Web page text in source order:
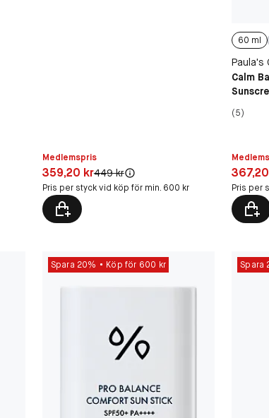
Medlemspris
Pris: 359,20 kr
359,20 krOriginal pris:
449 kr
Pris per styck vid köp för min. 600 kr
60 ml
Paula's
Calm
(5)
Pris:
Pris per
Spara 20% Köp för 600 kr Spara